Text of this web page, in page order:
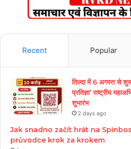
Recent Popular
तिल्दा में 6 अगस्त से शुरू
प्रतिज्ञा’ राष्ट्रीय
शुभारंभ
2 days ago
Jak snadno začít hrát na
průvodce krok za krokem